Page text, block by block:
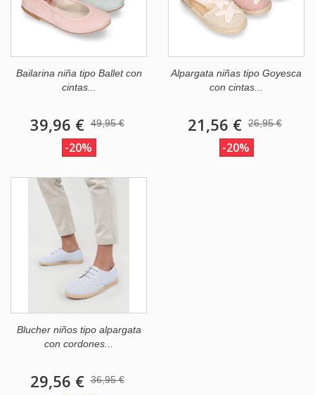
Bailarina niña tipo Ballet con
cintas...
39,96 € 49,95 €
-20%
Alpargata niñas tipo Goyesca
con cintas...
21,56 € 26,95 €
-20%
Blucher niños tipo alpargata
con cordones...
29,56 € 36,95 €